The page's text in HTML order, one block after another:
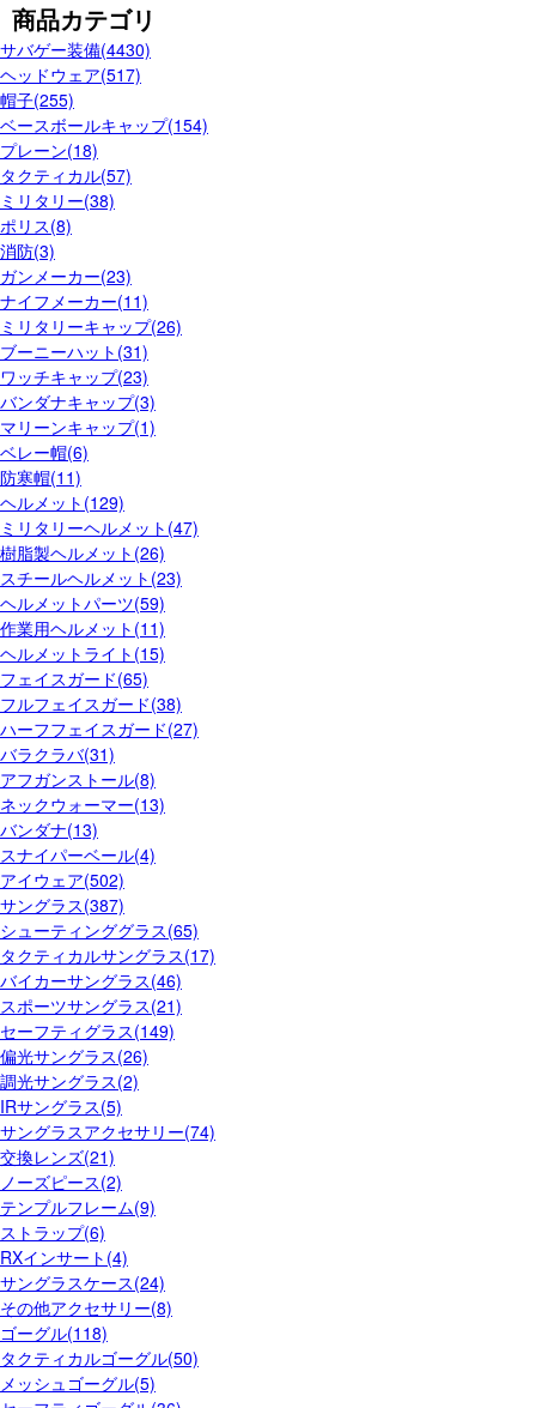
商品カテゴリ
サバゲー装備(4430)
ヘッドウェア(517)
帽子(255)
ベースボールキャップ(154)
プレーン(18)
タクティカル(57)
ミリタリー(38)
ポリス(8)
消防(3)
ガンメーカー(23)
ナイフメーカー(11)
ミリタリーキャップ(26)
ブーニーハット(31)
ワッチキャップ(23)
バンダナキャップ(3)
マリーンキャップ(1)
ベレー帽(6)
防寒帽(11)
ヘルメット(129)
ミリタリーヘルメット(47)
樹脂製ヘルメット(26)
スチールヘルメット(23)
ヘルメットパーツ(59)
作業用ヘルメット(11)
ヘルメットライト(15)
フェイスガード(65)
フルフェイスガード(38)
ハーフフェイスガード(27)
バラクラバ(31)
アフガンストール(8)
ネックウォーマー(13)
バンダナ(13)
スナイパーベール(4)
アイウェア(502)
サングラス(387)
シューティンググラス(65)
タクティカルサングラス(17)
バイカーサングラス(46)
スポーツサングラス(21)
セーフティグラス(149)
偏光サングラス(26)
調光サングラス(2)
IRサングラス(5)
サングラスアクセサリー(74)
交換レンズ(21)
ノーズピース(2)
テンプルフレーム(9)
ストラップ(6)
RXインサート(4)
サングラスケース(24)
その他アクセサリー(8)
ゴーグル(118)
タクティカルゴーグル(50)
メッシュゴーグル(5)